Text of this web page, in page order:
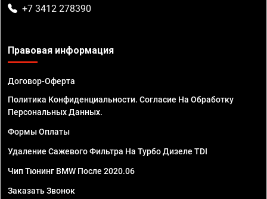
+7 3412 278390
Правовая информация
Договор-Оферта
Политика Конфиденциальности. Согласие На Обработку
Персональных Данных.
Формы Оплаты
Удаление Сажевого Фильтра На Турбо Дизеле TDI
Чип Тюнинг BMW После 2020.06
Заказать Звонок